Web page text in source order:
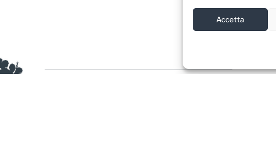
Accetta